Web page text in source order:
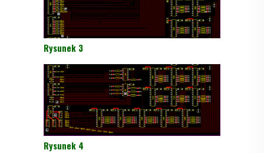
Rysunek 3
Rysunek 4